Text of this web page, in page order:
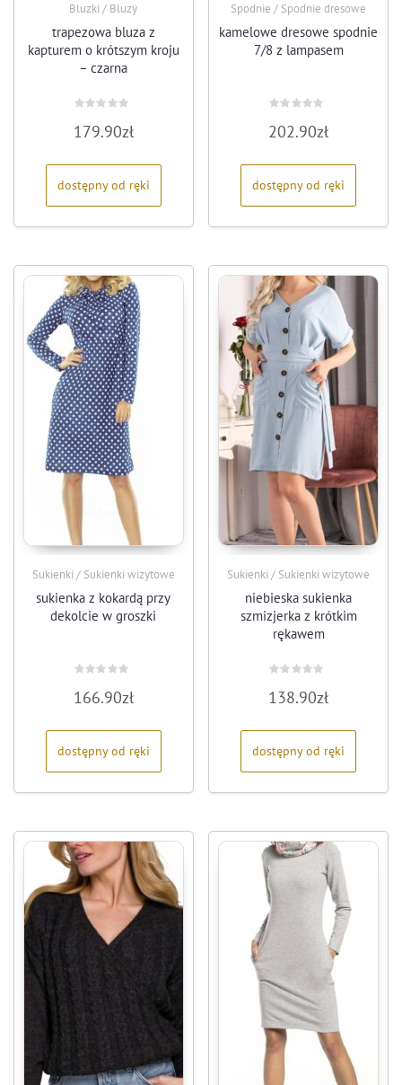
Bluzki / Bluzy
trapezowa bluza z
kapturem o krótszym kroju
– czarna
0
na
179.90zł
dostępny od ręki
Spodnie / Spodnie dresowe
kamelowe dresowe spodnie
7/8 z lampasem
0
na
202.90zł
dostępny od ręki
Sukienki / Sukienki wizytowe
sukienka z kokardą przy
dekolcie w groszki
0
na
166.90zł
dostępny od ręki
Sukienki / Sukienki wizytowe
niebieska sukienka
szmizjerka z krótkim
rękawem
0
na
138.90zł
dostępny od ręki